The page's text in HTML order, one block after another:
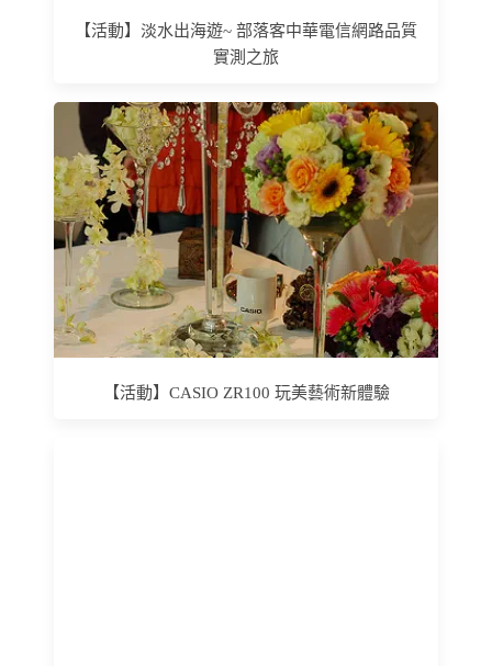
【活動】淡水出海遊~ 部落客中華電信網路品質
實測之旅
【活動】CASIO ZR100 玩美藝術新體驗